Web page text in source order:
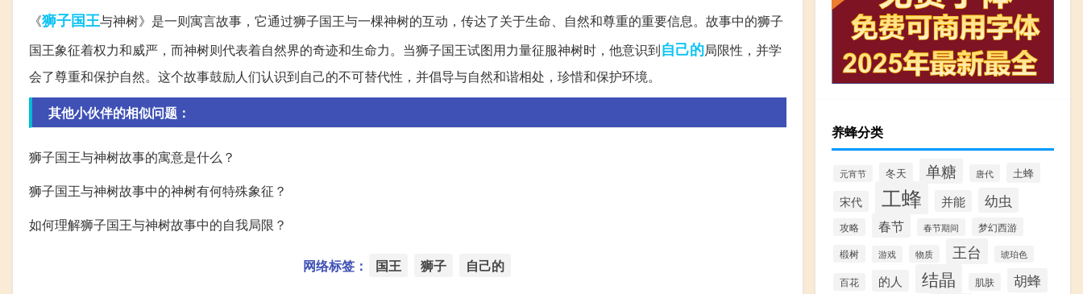
《狮子国王与神树》是一则寓言故事，它通过狮子国王与一棵神树的互动，传达了关于生命、自然和尊重的重要信息。故事中的狮子
国王象征着权力和威严，而神树则代表着自然界的奇迹和生命力。当狮子国王试图用力量征服神树时，他意识到自己的局限性，并学
会了尊重和保护自然。这个故事鼓励人们认识到自己的不可替代性，并倡导与自然和谐相处，珍惜和保护环境。
其他小伙伴的相似问题：
狮子国王与神树故事的寓意是什么？
狮子国王与神树故事中的神树有何特殊象征？
如何理解狮子国王与神树故事中的自我局限？
网络标签： 国王 狮子 自己的
养蜂分类
元宵节 冬天 单糖 唐代 土蜂
宋代 工蜂 并能 幼虫
攻略 春节 春节期间 梦幻西游
椴树 游戏 物质 王台 琥珀色
百花 的人 结晶 肌肤 胡蜂